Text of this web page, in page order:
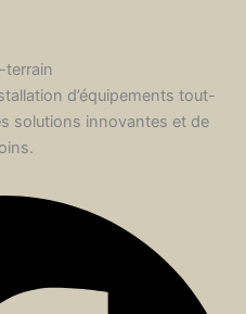
terrain
d’équipements tout-
solutions innovantes et de